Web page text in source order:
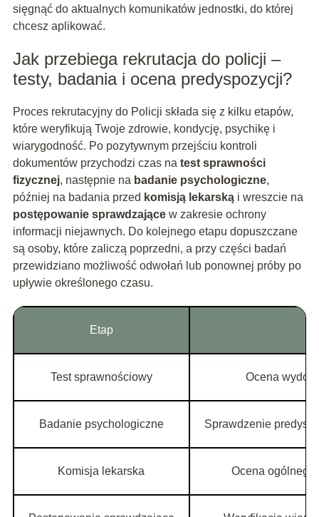
sięgnąć do aktualnych komunikatów jednostki, do której
chcesz aplikować.
Jak przebiega rekrutacja do policji –
testy, badania i ocena predyspozycji?
Proces rekrutacyjny do Policji składa się z kilku etapów,
które weryfikują Twoje zdrowie, kondycję, psychikę i
wiarygodność. Po pozytywnym przejściu kontroli
dokumentów przychodzi czas na test sprawności
fizycznej, następnie na badanie psychologiczne,
później na badania przed komisją lekarskąi wreszcie na
postępowanie sprawdzającew zakresie ochrony
informacji niejawnych. Do kolejnego etapu dopuszczane
są osoby, które zaliczą poprzedni, a przy części badań
przewidziano możliwość odwołań lub ponownej próby po
upływie określonego czasu.
Etap
Test sprawnościowy Ocena
Badanie psychologiczne Sprawdzenie
Komisja lekarska Ocena ogólnego